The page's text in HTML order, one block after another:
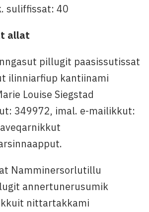
suliffissat: 40
allat
pillugit paasissutissat
ilinniarfiup kantiinami
Louise Siegstad
349972, imal. e-mailikkut:
Namminersorlutillu
annertunerusumik
nittartakkami